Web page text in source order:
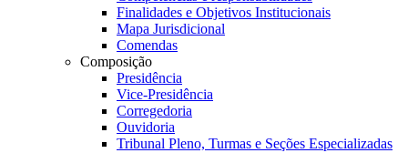
Finalidades e Objetivos Institucionais
Mapa Jurisdicional
Comendas
Composição
Presidência
Vice-Presidência
Corregedoria
Ouvidoria
Tribunal Pleno, Turmas e Seções Especializadas